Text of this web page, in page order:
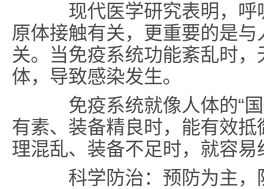
现代医学研究表明，呼
原体接触有关，更重要的是
关。当免疫系统功能紊乱时
体，导致感染发生。
免疫系统就像人体的“国
有素、装备精良时，能有效
理混乱、装备不足时，就容
科学防治：预防为主，